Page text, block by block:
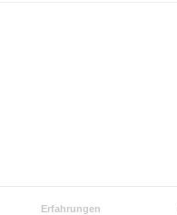
Erfahrungen